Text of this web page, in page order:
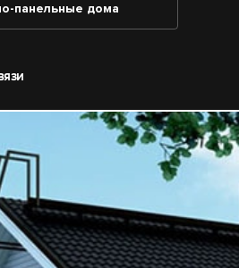
панельные дома